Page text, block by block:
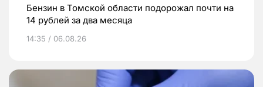
Бензин в Томской области подорожал почти на
14 рублей за два месяца
14:35 / 06.08.26